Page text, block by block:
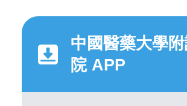
中國醫藥大學
院 APP